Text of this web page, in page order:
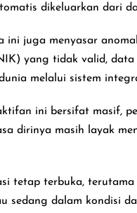
dikeluarkan dari
ini juga menyasar
yang tidak valid,
melalui sistem
ini bersifat masif,
dirinya masih layak
tetap terbuka,
sedang dalam kondisi